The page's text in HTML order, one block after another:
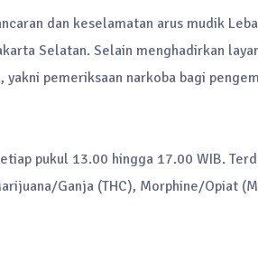
dan keselamatan arus mudik
Selatan. Selain menghadirkan
pemeriksaan narkoba bagi
pukul 13.00 hingga 17.00 WIB.
Ganja (THC), Morphine/Opiat